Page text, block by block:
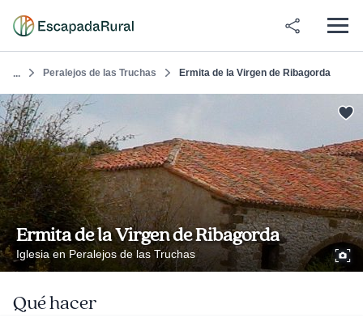
... Peralejos de las Truchas Ermita de la Virgen de Ribagorda
Ermita de la Virgen de Ribagorda
Iglesia en Peralejos de las Truchas
Qué hacer